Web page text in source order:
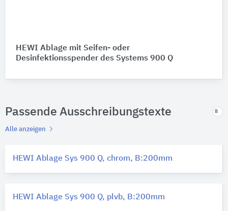
HEWI Ablage mit Seifen- oder
Desinfektionsspender des Systems 900 Q
Passende Ausschreibungstexte 8
Alle anzeigen
HEWI Ablage Sys 900 Q, chrom, B:200mm
HEWI Ablage Sys 900 Q, plvb, B:200mm